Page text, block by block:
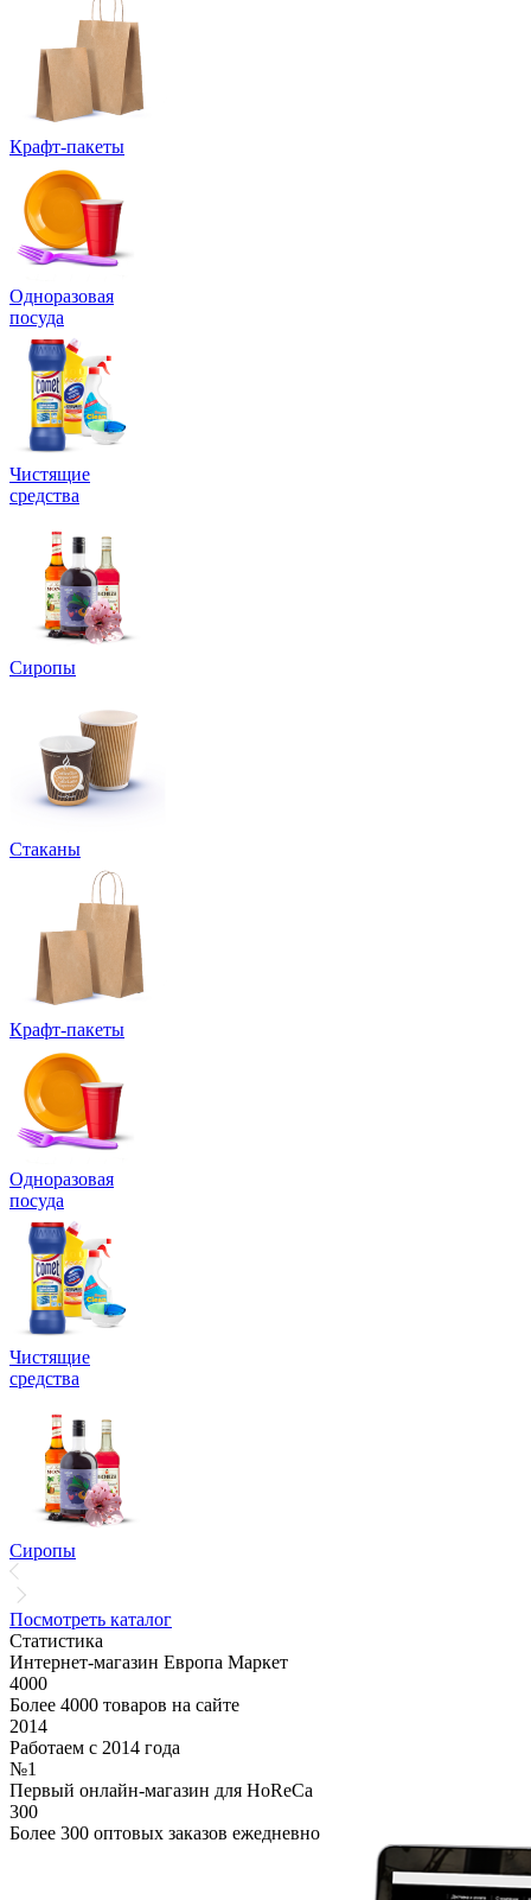
Крафт-пакеты
Одноразовая
посуда
Чистящие
средства
Сиропы
Стаканы
Крафт-пакеты
Одноразовая
посуда
Чистящие
средства
Сиропы
Посмотреть каталог
Статистика
Интернет-магазин Европа Маркет
4000
Более 4000 товаров на сайте
2014
Работаем с 2014 года
№1
Первый онлайн-магазин для HoReCa
300
Более 300 оптовых заказов ежедневно